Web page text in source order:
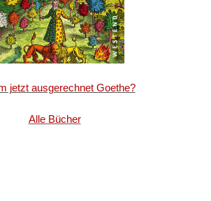
jetzt ausgerechnet Goethe?
Alle Bücher